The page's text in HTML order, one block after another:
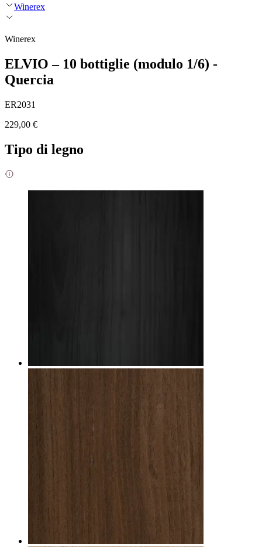
Winerex
Winerex
ELVIO – 10 bottiglie (modulo 1/6) -
Quercia
ER2031
229,00 €
Tipo di legno